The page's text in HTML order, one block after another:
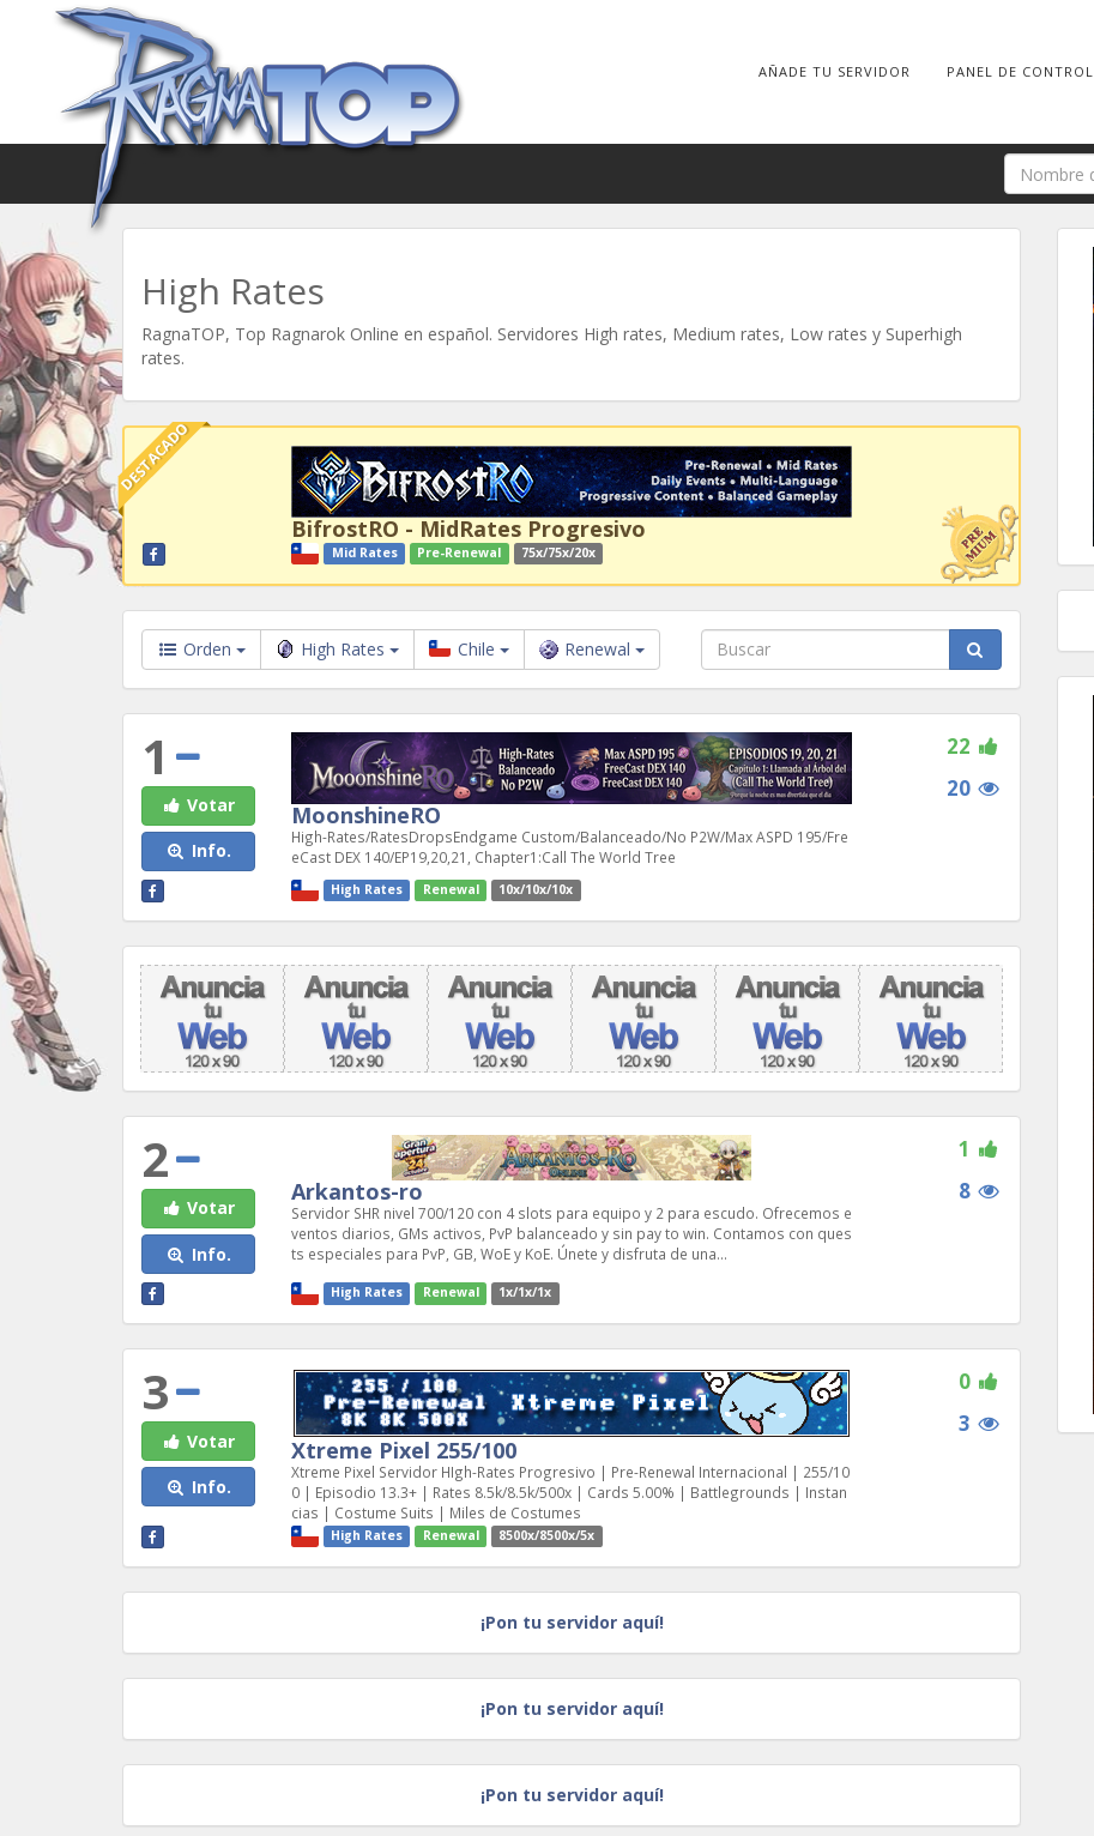
AÑADE TU SERVIDOR PANEL DE CONTROL
High Rates
RagnaTOP, Top Ragnarok Online en español. Servidores High rates, Medium rates, Low rates y Superhigh
rates.
DESTACADO
BifrostRO - MidRates Progresivo
Mid Rates Pre-Renewal 75x/75x/20x
Orden High Rates Chile Renewal
1
Votar
Info.
MoonshineRO
High-Rates/RatesDropsEndgame Custom/Balanceado/No P2W/Max ASPD 195/Fre
eCast DEX 140/EP19,20,21, Chapter1:Call The World Tree
22
20
High Rates Renewal 10x/10x/10x
2
Votar
Info.
Arkantos-ro
Servidor SHR nivel 700/120 con 4 slots para equipo y 2 para escudo. Ofrecemos e
ventos diarios, GMs activos, PvP balanceado y sin pay to win. Contamos con ques
ts especiales para PvP, GB, WoE y KoE. Únete y disfruta de una...
1
8
High Rates Renewal 1x/1x/1x
3
Votar
Info.
Xtreme Pixel 255/100
Xtreme Pixel Servidor HIgh-Rates Progresivo | Pre-Renewal Internacional | 255/10
0 | Episodio 13.3+ | Rates 8.5k/8.5k/500x | Cards 5.00% | Battlegrounds | Instan
cias | Costume Suits | Miles de Costumes
0
3
High Rates Renewal 8500x/8500x/5x
¡Pon tu servidor aquí!
¡Pon tu servidor aquí!
¡Pon tu servidor aquí!